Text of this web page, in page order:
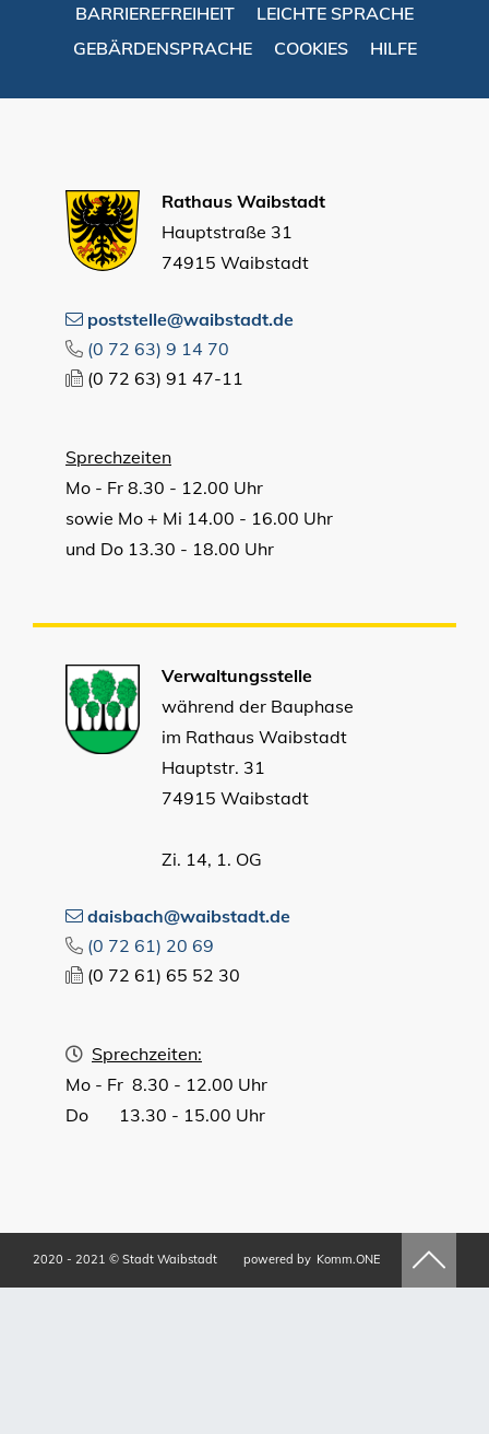
BARRIEREFREIHEIT
LEICHTE SPRACHE
GEBÄRDENSPRACHE
COOKIES HILFE
Rathaus Waibstadt
Hauptstraße 31
74915 Waibstadt
poststelle@waibstadt.de
(0 72 63) 9 14 70
(0 72 63) 91 47-11
Sprechzeiten
Mo - Fr 8.30 - 12.00 Uhr
sowie Mo + Mi 14.00 - 16.00 Uhr
und Do 13.30 - 18.00 Uhr
Verwaltungsstelle
während der Bauphase
im Rathaus Waibstadt
Hauptstr. 31
74915 Waibstadt
Zi. 14, 1. OG
daisbach@waibstadt.de
(0 72 61) 20 69
(0 72 61) 65 52 30
Sprechzeiten:
Mo - Fr 8.30 - 12.00 Uhr
Do 13.30 - 15.00 Uhr
2020 - 2021 © Stadt Waibstadt powered by Komm.ONE